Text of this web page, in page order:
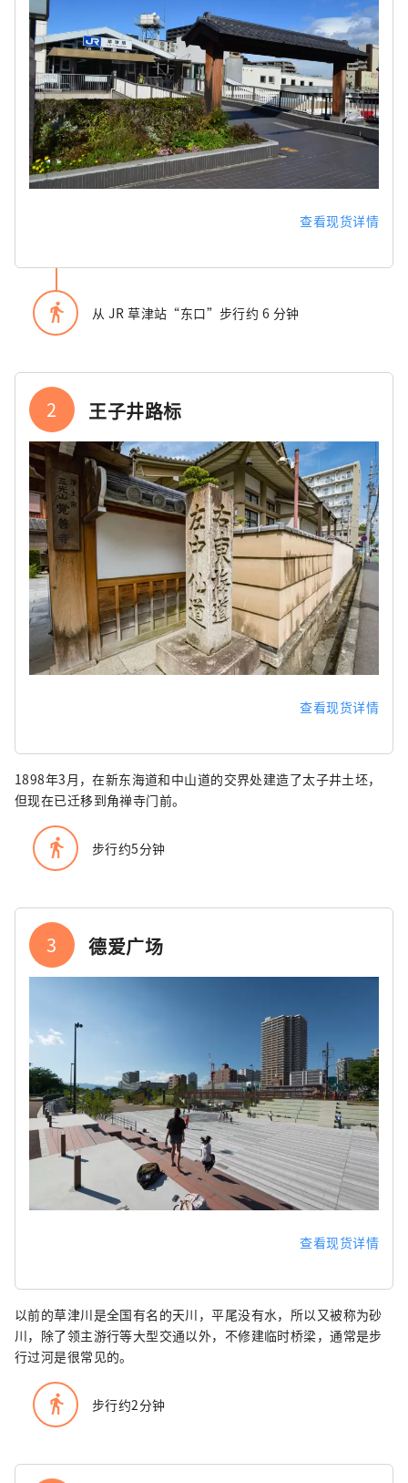
查看现货详情
directions_walk 从 JR 草津站“东口”步行约 6 分钟
2 王子井路标
查看现货详情
1898年3月，在新东海道和中山道的交界处建造了太子井土坯，
但现在已迁移到角禅寺门前。
directions_walk 步行约5分钟
3 德爱广场
查看现货详情
以前的草津川是全国有名的天川，平尾没有水，所以又被称为砂
川，除了领主游行等大型交通以外，不修建临时桥梁，通常是步
行过河是很常见的。
directions_walk 步行约2分钟